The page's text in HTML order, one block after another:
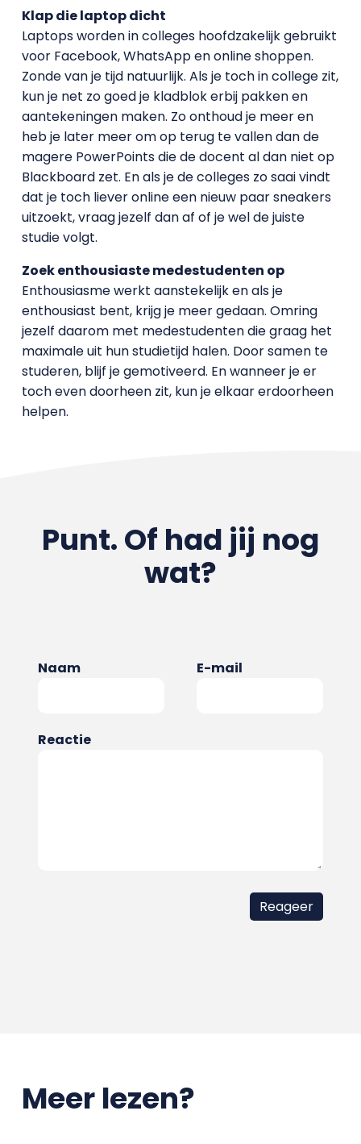
Klap die laptop dicht
Laptops worden in colleges hoofdzakelijk gebruikt
voor Facebook, WhatsApp en online shoppen.
Zonde van je tijd natuurlijk. Als je toch in college zit,
kun je net zo goed je kladblok erbij pakken en
aantekeningen maken. Zo onthoud je meer en
heb je later meer om op terug te vallen dan de
magere PowerPoints die de docent al dan niet op
Blackboard zet. En als je de colleges zo saai vindt
dat je toch liever online een nieuw paar sneakers
uitzoekt, vraag jezelf dan af of je wel de juiste
studie volgt.
Zoek enthousiaste medestudenten op
Enthousiasme werkt aanstekelijk en als je
enthousiast bent, krijg je meer gedaan. Omring
jezelf daarom met medestudenten die graag het
maximale uit hun studietijd halen. Door samen te
studeren, blijf je gemotiveerd. En wanneer je er
toch even doorheen zit, kun je elkaar erdoorheen
helpen.
Punt. Of had jij nog
wat?
Naam E-mail
Reactie
Meer lezen?